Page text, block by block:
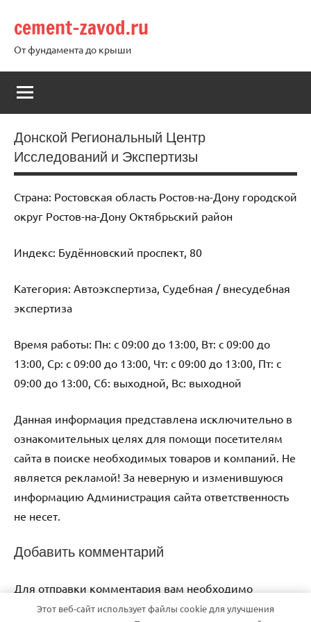
содержимому
cement-zavod.ru
От фундамента до крыши
Донской Региональный Центр
Исследований и Экспертизы
Страна: Ростовская область Ростов-на-Дону городской
округ Ростов-на-Дону Октябрьский район
Индекс: Будённовский проспект, 80
Категория: Автоэкспертиза, Судебная / внесудебная
экспертиза
Время работы: Пн: с 09:00 до 13:00, Вт: с 09:00 до
13:00, Ср: с 09:00 до 13:00, Чт: с 09:00 до 13:00, Пт: с
09:00 до 13:00, Сб: выходной, Вс: выходной
Данная информация представлена исключительно в
ознакомительных целях для помощи посетителям
сайта в поиске необходимых товаров и компаний. Не
является рекламой! За неверную и изменившуюся
информацию Администрация сайта ответственность
не несет.
Добавить комментарий
Для отправки комментария вам необходимо
авторизоваться
Этот веб-сайт использует файлы cookie для улучшения